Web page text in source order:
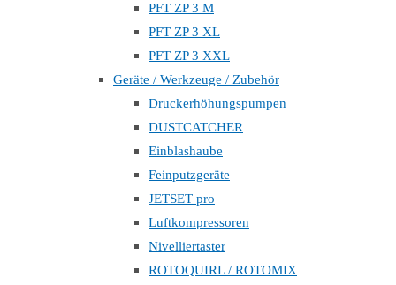
PFT ZP 3 M
PFT ZP 3 XL
PFT ZP 3 XXL
Geräte / Werkzeuge / Zubehör
Druckerhöhungspumpen
DUSTCATCHER
Einblashaube
Feinputzgeräte
JETSET pro
Luftkompressoren
Nivelliertaster
ROTOQUIRL / ROTOMIX